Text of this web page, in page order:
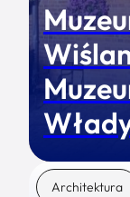
Architektura